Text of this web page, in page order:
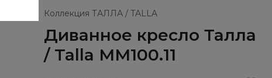
Коллекция ТАЛЛА / TALLA
Диванное кресло Талла
/ Talla ММ100.11